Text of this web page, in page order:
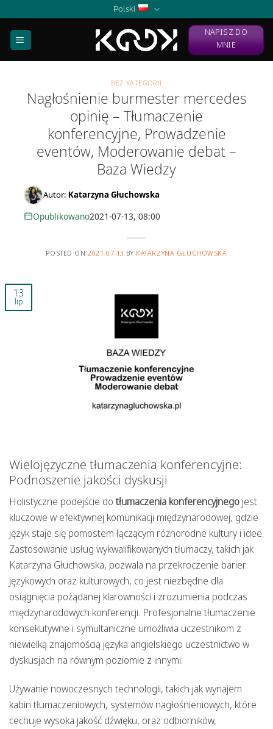
content
Polski
NAPISZ DO
MNIE
BEZ KATEGORII
Nagłośnienie burmester mercedes
opinię – Tłumaczenie
konferencyjne, Prowadzenie
eventów, Moderowanie debat –
Baza Wiedzy
Autor: Katarzyna Głuchowska
Opublikowano2021-07-13, 08:00
POSTED ON2021-07-13 BY KATARZYNA GŁUCHOWSKA
13
lip
Wielojęzyczne tłumaczenia konferencyjne:
Podnoszenie jakości dyskusji
Holistyczne podejście dotłumaczenia konferencyjnego jest
kluczowe w efektywnej komunikacji międzynarodowej, gdzie
język staje się pomostem łączącym różnorodne kultury i idee.
Zastosowanie usług wykwalifikowanych tłumaczy, takich jak
Katarzyna Głuchowska, pozwala na przekroczenie barier
językowych oraz kulturowych, co jest niezbędne dla
osiągnięcia pożądanej klarowności i zrozumienia podczas
międzynarodowych konferencji. Profesjonalne tłumaczenie
konsekutywne i symultaniczne umożliwia uczestnikom z
niewielką znajomością języka angielskiego uczestnictwo w
dyskusjach na równym poziomie z innymi.
Używanie nowoczesnych technologii, takich jak wynajem
kabin tłumaczeniowych, systemów nagłośnieniowych, które
cechuje wysoka jakość dźwięku, oraz odbiorników,